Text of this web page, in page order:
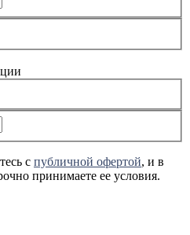
с публичной офертой, и в
принимаете ее условия.